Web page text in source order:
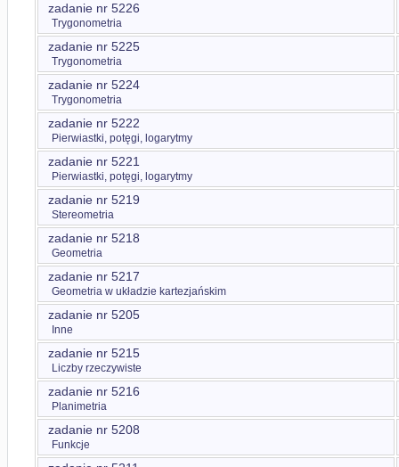
zadanie nr 5226
Trygonometria
zadanie nr 5225
Trygonometria
zadanie nr 5224
Trygonometria
zadanie nr 5222
Pierwiastki, potęgi, logarytmy
zadanie nr 5221
Pierwiastki, potęgi, logarytmy
zadanie nr 5219
Stereometria
zadanie nr 5218
Geometria
zadanie nr 5217
Geometria w układzie kartezjańskim
zadanie nr 5205
Inne
zadanie nr 5215
Liczby rzeczywiste
zadanie nr 5216
Planimetria
zadanie nr 5208
Funkcje